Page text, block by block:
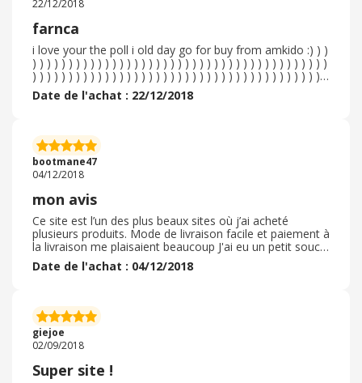
22/12/2018
farnca
i love your the poll i old day go for buy from amkido :) ) )
) ) ) ) ) ) ) ) ) ) ) ) ) ) ) ) ) ) ) ) ) ) ) ) ) ) ) ) ) ) ) ) ) ) ) ) ) ) ) ) )
) ) ) ) ) ) ) ) ) ) ) ) ) ) ) ) ) ) ) ) ) ) ) ) ) ) ) ) ) ) ) ) ) ) ) ) ) ) ) ) )
) ) ) ) ) ) ) ) ) ) ) ) ) ) ) ) ) ) ) ) ) ) ) ) ) ) ) ) ) ) ) ) ) ) ) ) ) ) ) ) )
) ) ) ) ) ) ) ) ) ) ) ) ) ) ) ) ) ) ) ) ) ) ) ) ) ) ) ) ) ) ) ) ) ) ) ) ) ) ) ) )
) ) ) ) ) ) ) ) ) ) ) ) ) ) ) ) ) ) ) ) ) ) ) ) ) ) ) ) ) ) ) ) ) ) ) ) ) ) ) ) )
) ) ) ) ) ) ) ) ) ) ) ) ) ) ) ) ) ) ) ) ) ) ) ) ) ) ) ) ) ) ) ) ) ) ) ) ) ) ) ) )
) ) ) ) ) ) ) ) ) ) ) ) ) ) ) ) ) ) ) ) ) ) ) ) ) ) ) ) ) ) ) ) ) ) ) ) ) ) ) ) )
) ) ) ) ) ) ) ) ) ) ) ) ) ) ) ) ) ) ) ) ) ) ) ) ) ) ) ) ) ) ) ) ) ) ) ) ) ) ) ) )
) ) ) ) ) ) ) ) ) ) ) ) ) ) ) ) ) ) ) ) ) ) ) ) ) ) ) ) ) ) ) ) ) ) ) ) ) ) ) ) )
) ) ) ) ) ) ) ) ) ) ) ) ) ) ) ) ) ) )
Date de l'achat : 22/12/2018
bootmane47
04/12/2018
mon avis
Ce site est l’un des plus beaux sites où j’ai acheté
plusieurs produits. Mode de livraison facile et paiement à
la livraison me plaisaient beaucoup J'ai eu un petit soucis
sur une petite boîte en bois personnalisé d' un prénom
dessus, avec des finitions pas très bien faite. J'ai direct
niveau finitions ils peuvent faire mieux je pense. ainsi
tout le monde a été content. Bonnes fêtes de fin
d'année !
Date de l'achat : 04/12/2018
giejoe
02/09/2018
Super site !